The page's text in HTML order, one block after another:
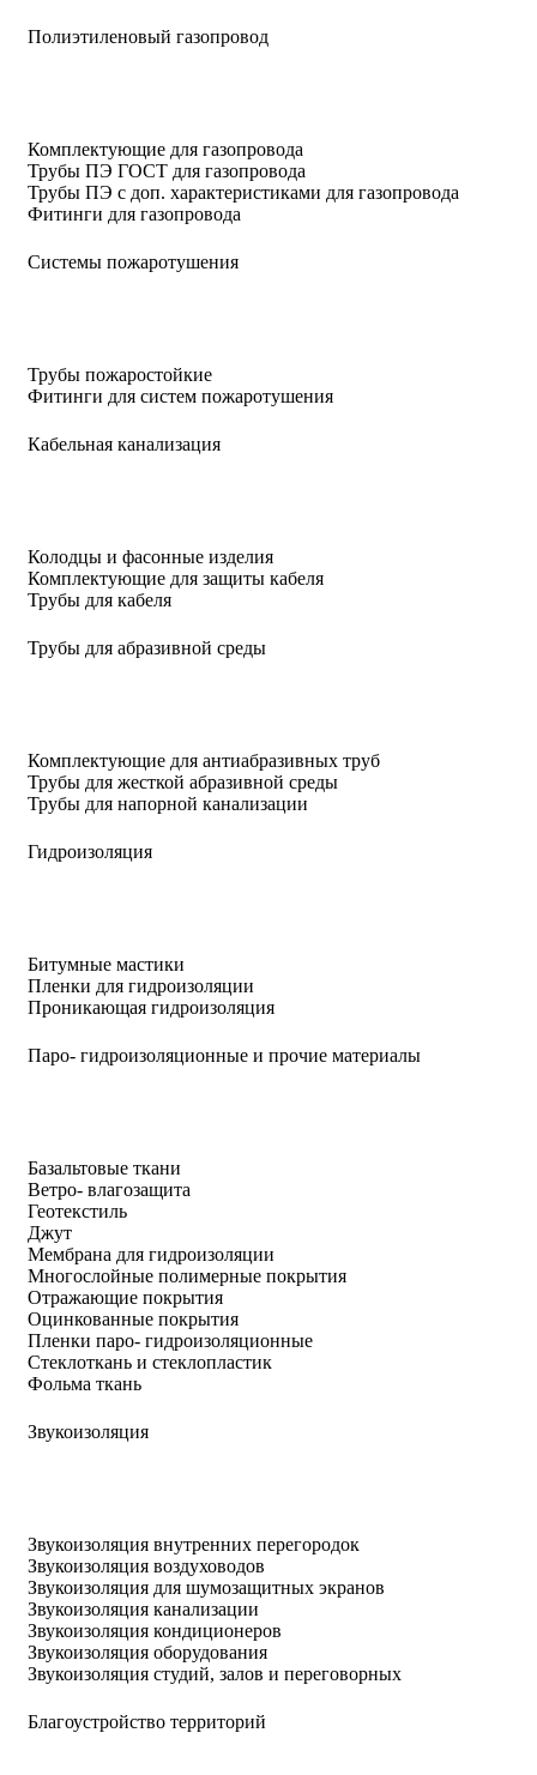
Полиэтиленовый газопровод
Комплектующие для газопровода
Трубы ПЭ ГОСТ для газопровода
Трубы ПЭ с доп. характеристиками для газопровода
Фитинги для газопровода
Системы пожаротушения
Трубы пожаростойкие
Фитинги для систем пожаротушения
Кабельная канализация
Колодцы и фасонные изделия
Комплектующие для защиты кабеля
Трубы для кабеля
Трубы для абразивной среды
Комплектующие для антиабразивных труб
Трубы для жесткой абразивной среды
Трубы для напорной канализации
Гидроизоляция
Битумные мастики
Пленки для гидроизоляции
Проникающая гидроизоляция
Паро- гидроизоляционные и прочие материалы
Базальтовые ткани
Ветро- влагозащита
Геотекстиль
Джут
Мембрана для гидроизоляции
Многослойные полимерные покрытия
Отражающие покрытия
Оцинкованные покрытия
Пленки паро- гидроизоляционные
Стеклоткань и стеклопластик
Фольма ткань
Звукоизоляция
Звукоизоляция внутренних перегородок
Звукоизоляция воздуховодов
Звукоизоляция для шумозащитных экранов
Звукоизоляция канализации
Звукоизоляция кондиционеров
Звукоизоляция оборудования
Звукоизоляция студий, залов и переговорных
Благоустройство территорий